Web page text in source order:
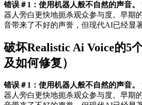
错误＃1：使用机器人般不自然的声音。
器人旁白更快地扼杀观众参与度。早期
音带来了不好的声誉，但现代AI已经显
破坏Realistic Ai Voice的5
及如何修复）
错误＃1：使用机器人般不自然的声音。
器人旁白更快地扼杀观众参与度。早期